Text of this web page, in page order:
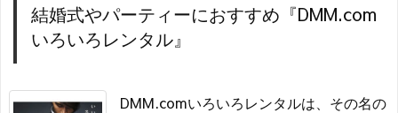
結婚式やパーティーにおすすめ『DMM.com
いろいろレンタル』
DMM.comいろいろレンタルは、その名の